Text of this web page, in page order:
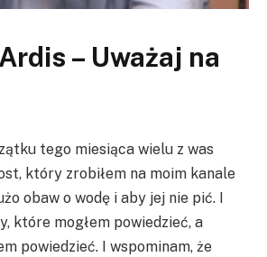
– Uważaj na
tego miesiąca wielu z was
który zrobiłem na moim kanale
obaw o wodę i aby jej nie pić. I
które mogłem powiedzieć, a
powiedzieć. I wspominam, że